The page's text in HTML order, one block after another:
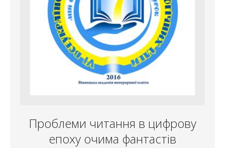
Проблеми читання в цифрову
епоху очима фантастів